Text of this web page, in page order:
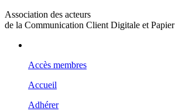
Association des acteurs
de la Communication Client Digitale et Papier
Accès membres
Accueil
Adhérer